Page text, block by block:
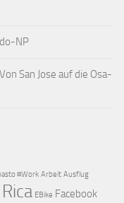
NP
San Jose auf die Osa-
#Work Arbeit Ausflug
EBike Facebook